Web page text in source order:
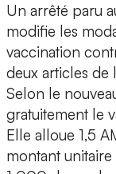
Un arrêté paru
modifie les
vaccination
deux articles de
Selon le
gratuitement le
Elle alloue 1,5
montant